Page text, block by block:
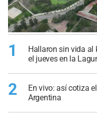
1
Hallaron sin vida al
el jueves en la
2
En vivo: así cotiza
Argentina